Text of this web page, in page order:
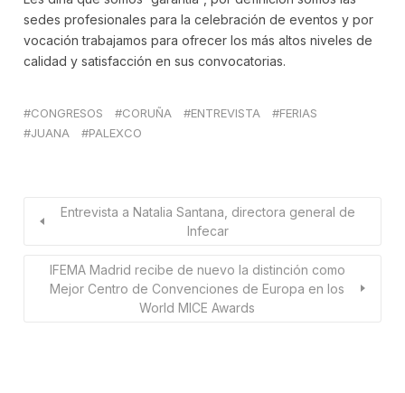
sedes profesionales para la celebración de eventos y por
vocación trabajamos para ofrecer los más altos niveles de
calidad y satisfacción en sus convocatorias.
CONGRESOS CORUÑA ENTREVISTA
FERIAS
JUANA
PALEXCO
Entrevista a Natalia Santana, directora general de
Infecar
IFEMA Madrid recibe de nuevo la distinción como
Mejor Centro de Convenciones de Europa en los
World MICE Awards